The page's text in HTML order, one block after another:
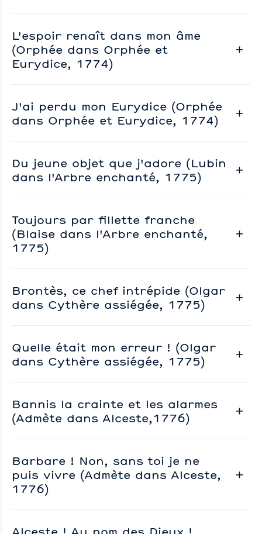
L'espoir renaît dans mon âme
(Orphée dans Orphée et
Eurydice, 1774)
J'ai perdu mon Eurydice (Orphée
dans Orphée et Eurydice, 1774)
Du jeune objet que j'adore (Lubin
dans l'Arbre enchanté, 1775)
Toujours par fillette franche
(Blaise dans l'Arbre enchanté,
1775)
Brontès, ce chef intrépide (Olgar
dans Cythère assiégée, 1775)
Quelle était mon erreur ! (Olgar
dans Cythère assiégée, 1775)
Bannis la crainte et les alarmes
(Admète dans Alceste,1776)
Barbare ! Non, sans toi je ne
puis vivre (Admète dans Alceste,
1776)